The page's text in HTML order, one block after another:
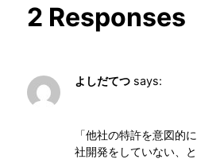
2 Responses
よしだてつ says:
「他社の特許を意図的
社開発をしていない、